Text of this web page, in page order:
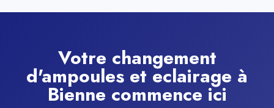
Votre changement
d'ampoules et eclairage à
Bienne commence ici